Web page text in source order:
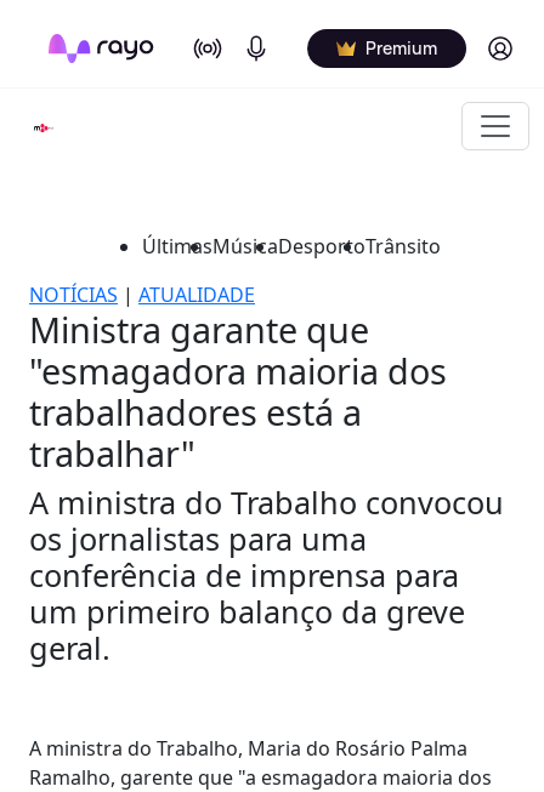
On Air Podcasts Premium Log in
ÚltimasMúsicaDesportoTrânsito
NOTÍCIAS | ATUALIDADE
Ministra garante que
"esmagadora maioria dos
trabalhadores está a
trabalhar"
A ministra do Trabalho convocou
os jornalistas para uma
conferência de imprensa para
um primeiro balanço da greve
geral.
A ministra do Trabalho, Maria do Rosário Palma
Ramalho, garente que "a esmagadora maioria dos